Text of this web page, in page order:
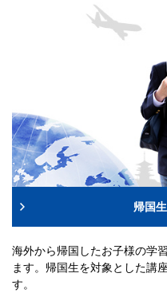
帰国
海外から帰国したお子様の学
ます。帰国生を対象とした講
す。